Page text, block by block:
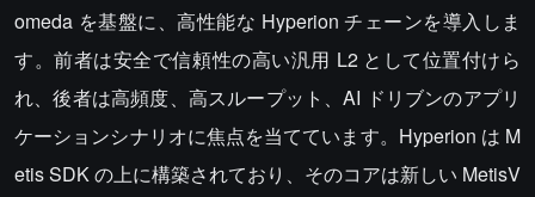
omeda を基盤に、高性能な Hyperion チェーンを導入しま
す。前者は安全で信頼性の高い汎用 L2 として位置付けら
れ、後者は高頻度、高スループット、AI ドリブンのアプリ
ケーションシナリオに焦点を当てています。Hyperion は M
etis SDK の上に構築されており、そのコアは新しい MetisV